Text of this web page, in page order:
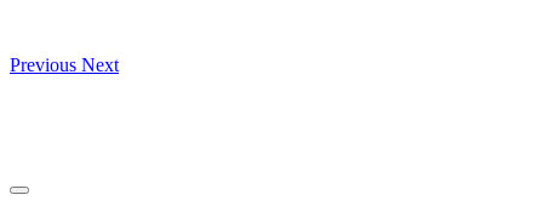
Previous Next